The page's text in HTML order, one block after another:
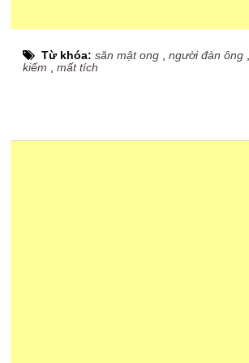
Từ khóa:săn mật ong ,người đàn ông
kiếm ,mất tích